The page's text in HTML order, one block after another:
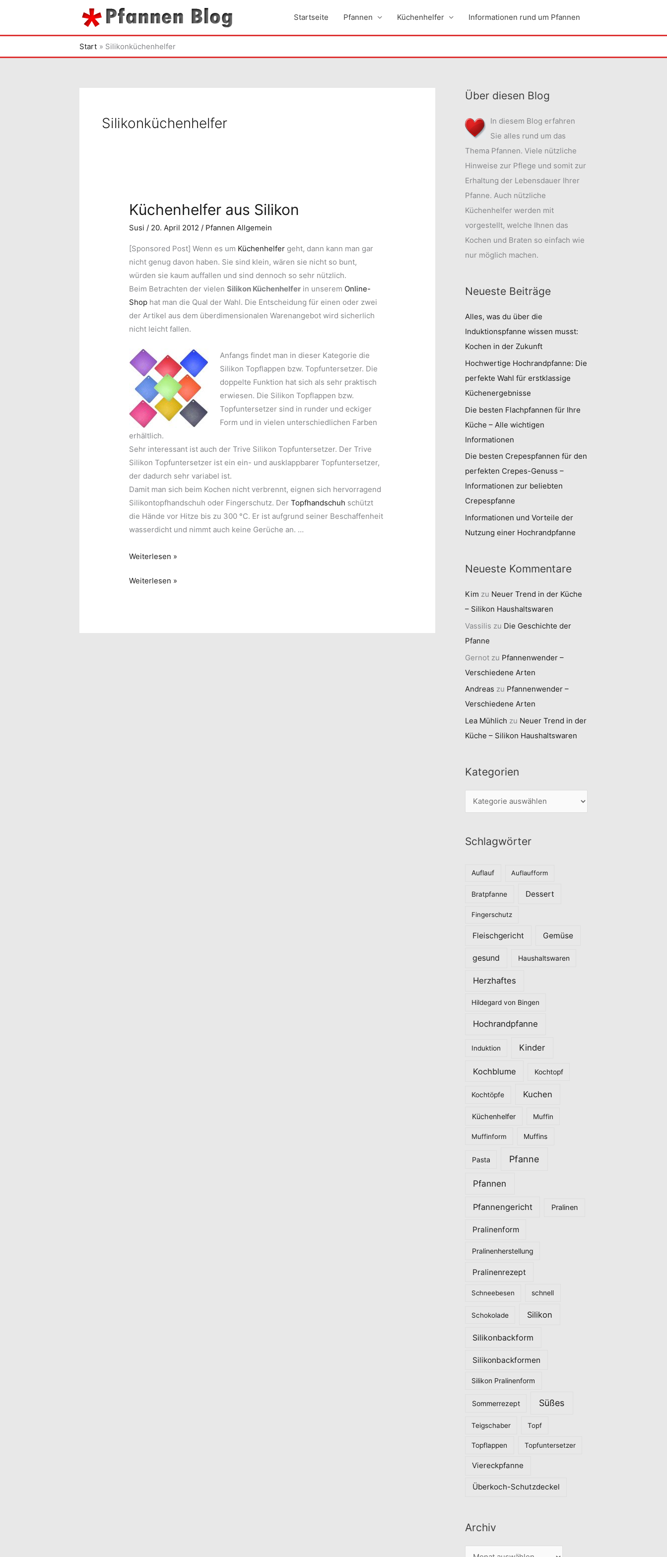
springen
Startseite Pfannen Küchenhelfer Informationen rund um Pfannen
Start Silikonküchenhelfer
Silikonküchenhelfer
Küchenhelfer aus Silikon
Susi / 20. April 2012 / Pfannen Allgemein
[Sponsored Post] Wenn es um Küchenhelfer geht, dann kann man gar
nicht genug davon haben. Sie sind klein, wären sie nicht so bunt,
würden sie kaum auffallen und sind dennoch so sehr nützlich.
Beim Betrachten der vielenSilikon Küchenhelfer in unserem Online-
Shop hat man die Qual der Wahl. Die Entscheidung für einen oder zwei
der Artikel aus dem überdimensionalen Warenangebot wird sicherlich
nicht leicht fallen.
Anfangs findet man in dieser Kategorie die
Silikon Topflappen bzw. Topfuntersetzer. Die
doppelte Funktion hat sich als sehr praktisch
erwiesen. Die Silikon Topflappen bzw.
Topfuntersetzer sind in runder und eckiger
Form und in vielen unterschiedlichen Farben
erhältlich.
Sehr interessant ist auch der Trive Silikon Topfuntersetzer. Der Trive
Silikon Topfuntersetzer ist ein ein- und ausklappbarer Topfuntersetzer,
der dadurch sehr variabel ist.
Damit man sich beim Kochen nicht verbrennt, eignen sich hervorragend
Silikontopfhandschuh oder Fingerschutz. DerTopfhandschuh schützt
die Hände vor Hitze bis zu 300 °C. Er ist aufgrund seiner Beschaffenheit
wasserdicht und nimmt auch keine Gerüche an. …
Küchenhelfer
Silikon
Weiterlesen »
Küchenhelfer
Weiterlesen »
Über diesen Blog
In diesem Blog erfahren
Sie alles rund um das
Thema Pfannen. Viele nützliche
Hinweise zur Pflege und somit zur
Erhaltung der Lebensdauer Ihrer
Pfanne. Auch nützliche
Küchenhelfer werden mit
vorgestellt, welche Ihnen das
Kochen und Braten so einfach wie
nur möglich machen.
Neueste Beiträge
Alles, was du über die
Induktionspfanne wissen musst:
Kochen in der Zukunft
Hochwertige Hochrandpfanne: Die
perfekte Wahl für erstklassige
Küchenergebnisse
Die besten Flachpfannen für Ihre
Küche – Alle wichtigen
Informationen
Die besten Crepespfannen für den
perfekten Crepes-Genuss –
Informationen zur beliebten
Crepespfanne
Informationen und Vorteile der
Nutzung einer Hochrandpfanne
Neueste Kommentare
Kim zu Neuer Trend in der Küche
– Silikon Haushaltswaren
Vassilis zu Die Geschichte der
Pfanne
Gernotzu Pfannenwender –
Verschiedene Arten
Andreas zu Pfannenwender –
Verschiedene Arten
Lea Mühlich zu Neuer Trend in der
Küche – Silikon Haushaltswaren
Kategorien
a
e
Schlagwörter
Auflauf Auflaufform
Bratpfanne Dessert
Fingerschutz
Fleischgericht Gemüse
gesund Haushaltswaren
Herzhaftes
Hildegard von Bingen
Hochrandpfanne
Induktion Kinder
Kochblume Kochtopf
Kochtöpfe Kuchen
Küchenhelfer Muffin
Muffinform Muffins
Pasta Pfanne
Pfannen
Pfannengericht Pralinen
Pralinenform
Pralinenherstellung
Pralinenrezept
Schneebesen schnell
Schokolade Silikon
Silikonbackform
Silikonbackformen
Silikon Pralinenform
Sommerrezept Süßes
Teigschaber Topf
Topflappen Topfuntersetzer
Viereckpfanne
Überkoch-Schutzdeckel
Archiv